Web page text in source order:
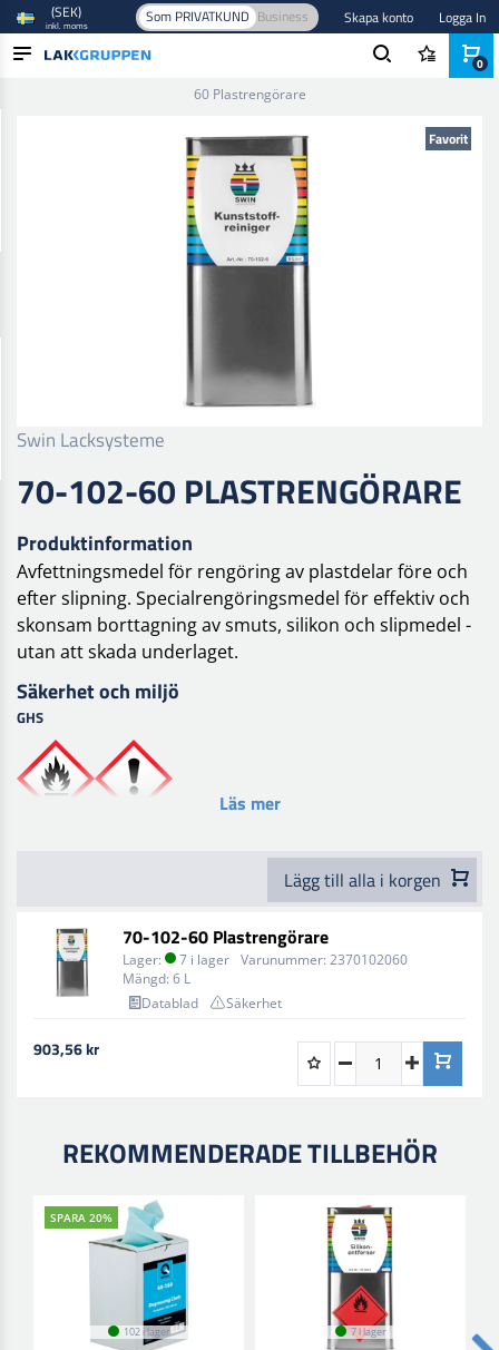
(SEK)
inkl. moms Som PRIVATKUND Business Skapa konto Logga In
60 Plastrengörare
Favorit
Swin Lacksysteme
70-102-60 PLASTRENGÖRARE
Produktinformation
Avfettningsmedel för rengöring av plastdelar före och
efter slipning. Specialrengöringsmedel för effektiv och
skonsam borttagning av smuts, silikon och slipmedel -
utan att skada underlaget.
Säkerhet och miljö
GHS
Läs mer
Lägg till alla i korgen
70-102-60 Plastrengörare
Lager: 7 i lager Varunummer: 2370102060
Mängd: 6 L
Datablad
Säkerhet
903,56 kr
REKOMMENDERADE TILLBEHÖR
SPARA 20%
102 i lager 7 i lager
0